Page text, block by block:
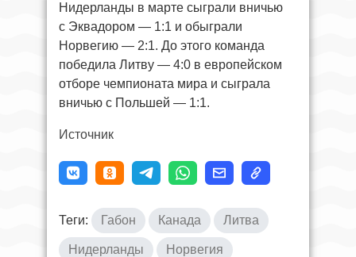
Нидерланды в марте сыграли вничью
с Эквадором — 1:1 и обыграли
Норвегию — 2:1. До этого команда
победила Литву — 4:0 в европейском
отборе чемпионата мира и сыграла
вничью с Польшей — 1:1.
Источник
Теги: Габон Канада Литва
Нидерланды Норвегия